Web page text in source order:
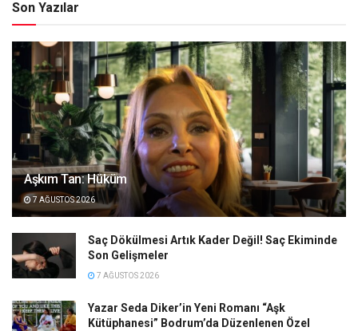
Son Yazılar
Aşkım Tan: Hüküm
7 AĞUSTOS 2026
Saç Dökülmesi Artık Kader Değil! Saç Ekiminde
Son Gelişmeler
7 AĞUSTOS 2026
Yazar Seda Diker’in Yeni Romanı “Aşk
Kütüphanesi” Bodrum’da Düzenlenen Özel